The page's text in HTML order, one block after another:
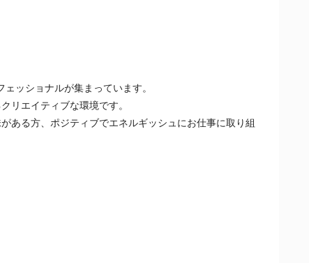
ッショナルが集まっています。
リエイティブな環境です。
ある方、ポジティブでエネルギッシュにお仕事に取り組